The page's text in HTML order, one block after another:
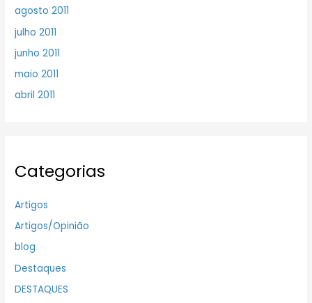
agosto 2011
julho 2011
junho 2011
maio 2011
abril 2011
Categorias
Artigos
Artigos/Opinião
blog
Destaques
DESTAQUES